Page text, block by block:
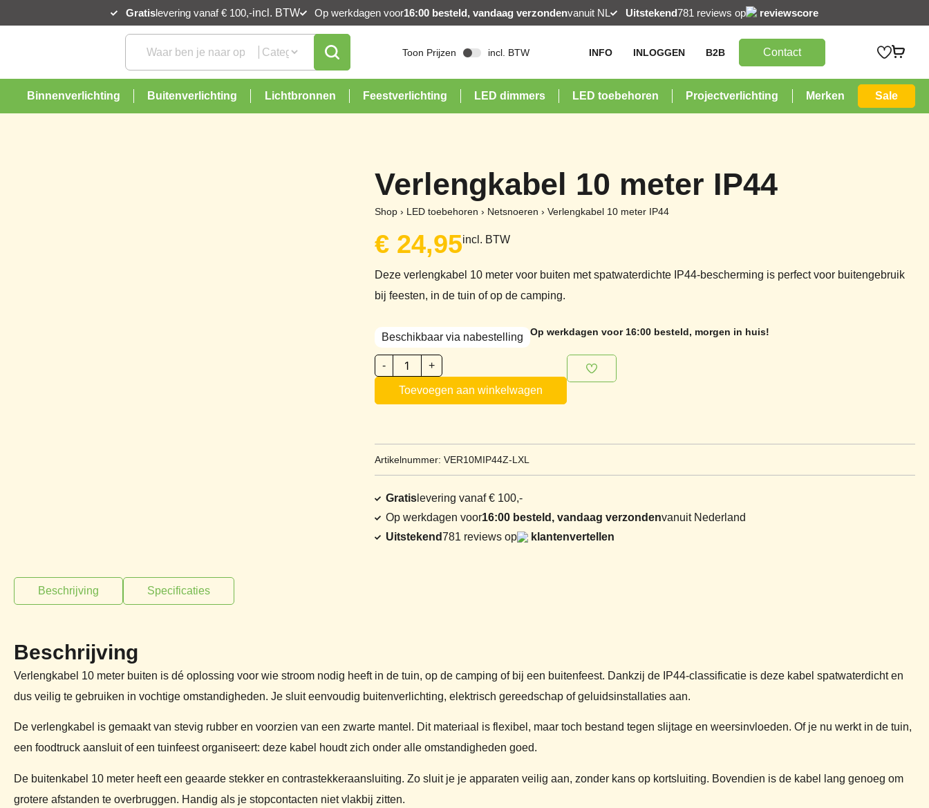
Gratislevering vanaf € 100,-incl. BTW Op werkdagen voor16:00 besteld, vandaag verzondenvanuit NL Uitstekend781 reviews op reviewscore
Toon Prijzen incl. BTW INFO INLOGGEN B2B Contact
Binnenverlichting Buitenverlichting Lichtbronnen Feestverlichting LED dimmers LED toebehoren Projectverlichting Merken Sale
Verlengkabel 10 meter IP44
Shop› LED toebehoren › Netsnoeren › Verlengkabel 10 meter IP44
€24,95incl. BTW
Deze verlengkabel 10 meter voor buiten met spatwaterdichte IP44-bescherming is perfect voor buitengebruik
bij feesten, in de tuin of op de camping.
Beschikbaar via nabestelling Op werkdagen voor 16:00 besteld, morgen in huis!
- +
Toevoegen aan winkelwagen
Artikelnummer: VER10MIP44Z-LXL
Gratislevering vanaf € 100,-
Op werkdagen voor16:00 besteld, vandaag verzondenvanuit Nederland
Uitstekend781 reviews op klantenvertellen
Beschrijving Specificaties
Beschrijving
Verlengkabel 10 meter buiten is dé oplossing voor wie stroom nodig heeft in de tuin, op de camping of bij een buitenfeest. Dankzij de IP44-classificatie is deze kabel spatwaterdicht en
dus veilig te gebruiken in vochtige omstandigheden. Je sluit eenvoudig buitenverlichting, elektrisch gereedschap of geluidsinstallaties aan.
De verlengkabel is gemaakt van stevig rubber en voorzien van een zwarte mantel. Dit materiaal is flexibel, maar toch bestand tegen slijtage en weersinvloeden. Of je nu werkt in de tuin,
een foodtruck aansluit of een tuinfeest organiseert: deze kabel houdt zich onder alle omstandigheden goed.
De buitenkabel 10 meter heeft een geaarde stekker en contrastekkeraansluiting. Zo sluit je je apparaten veilig aan, zonder kans op kortsluiting. Bovendien is de kabel lang genoeg om
grotere afstanden te overbruggen. Handig als je stopcontacten niet vlakbij zitten.